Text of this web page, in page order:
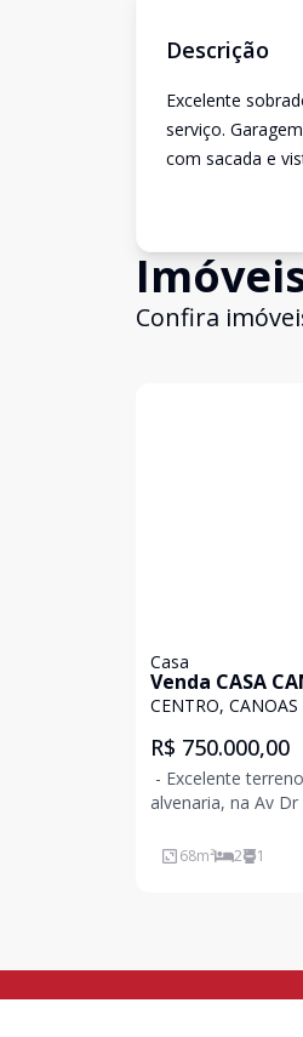
Descrição
Excelente
serviço.
com sacada e
Confira
Casa
Venda CASA
CENTRO, CANOAS
R$ 750.000,00
- Excelente
alvenaria, na Av
275m2 de área
25m de frente ao
68m² 2 1